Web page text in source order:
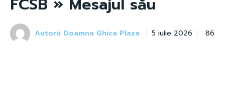
Autorii Doamna Ghica Plaza 5 iulie 2026 86